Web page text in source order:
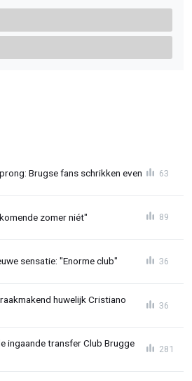
Brugse fans schrikken even 63
zomer niét" 89
sensatie: "Enorme club" 36
huwelijk Cristiano
36
ingaande transfer Club Brugge
281